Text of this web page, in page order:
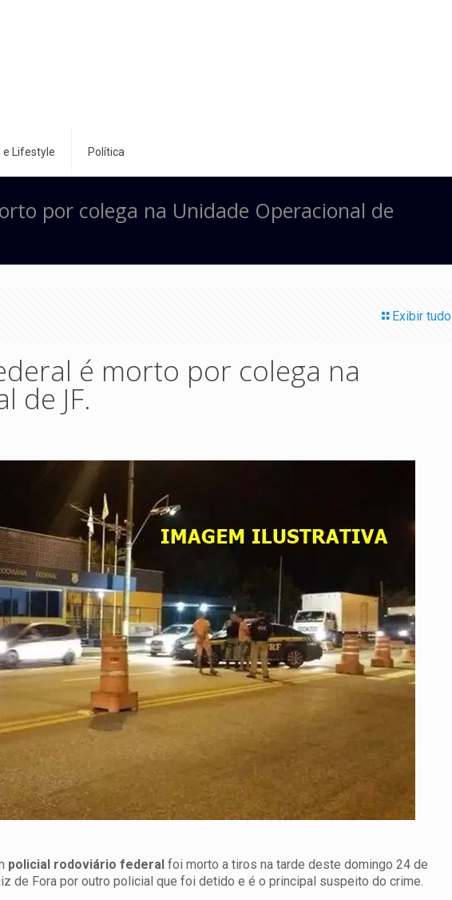
e Lifestyle Política
por colega na Unidade Operacional de
Exibir tudo
é morto por colega na
de JF.
policial rodoviário federal foi morto a tiros na tarde deste domingo 24 de
de Fora por outro policial que foi detido e é o principal suspeito do crime.